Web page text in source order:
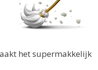
het supermakkelijk